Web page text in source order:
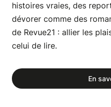
histoires vraies, des
dévorer comme des
de Revue21 : allier les
celui de lire.
En